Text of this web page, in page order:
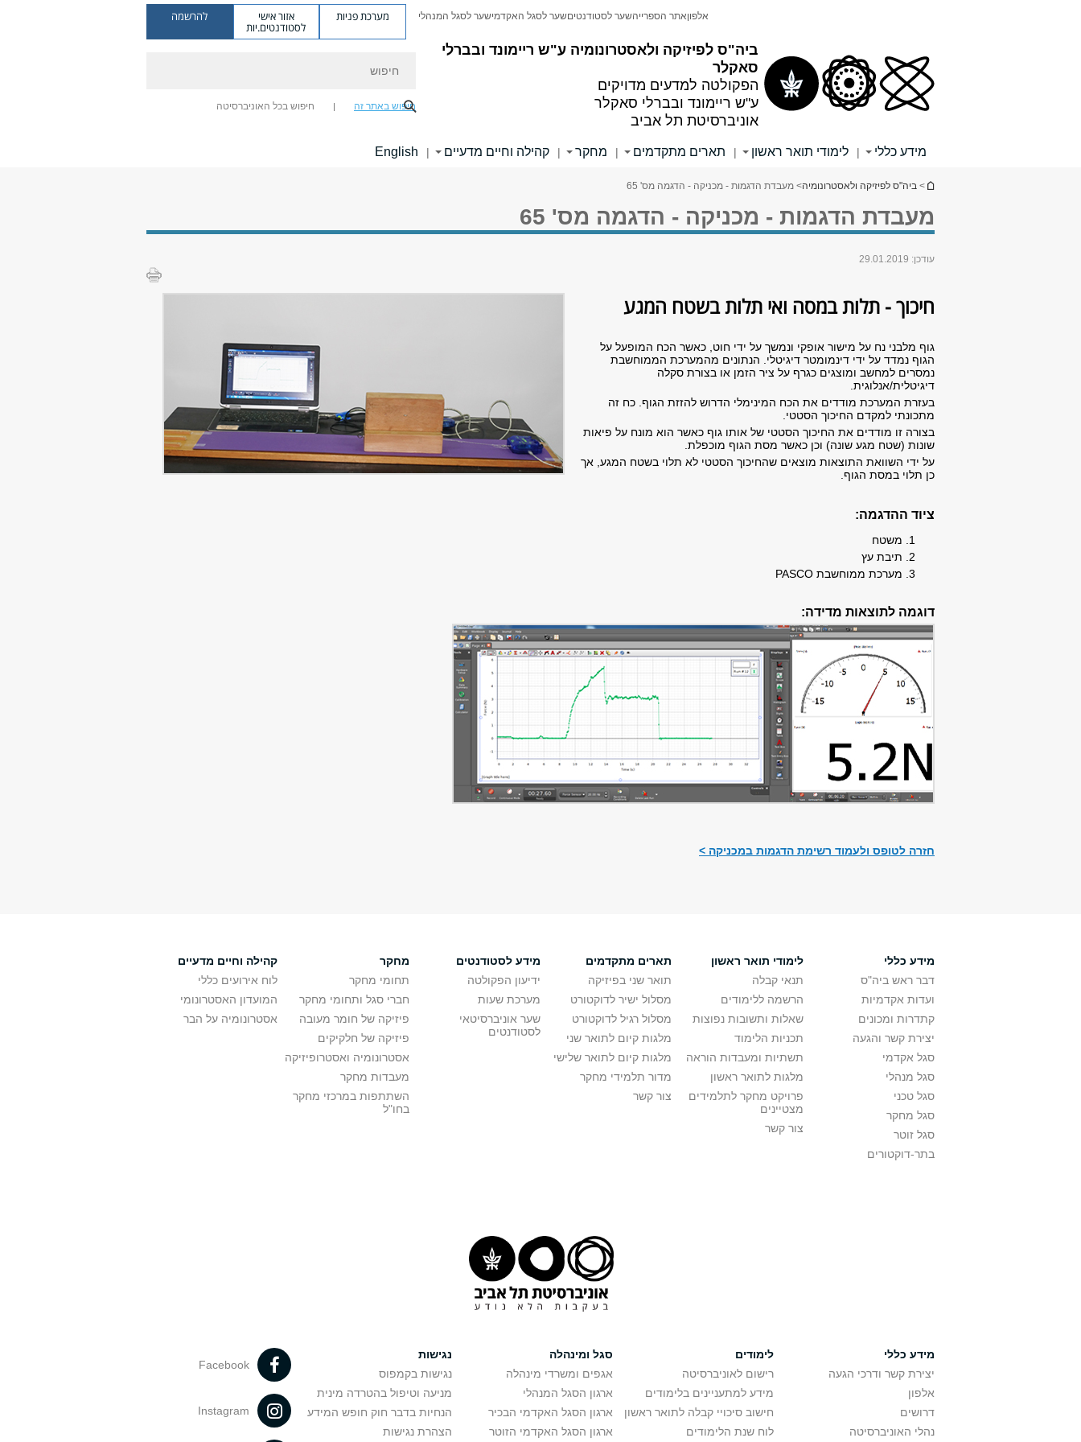
ביה"ס לפיזיקה ולאסטרונומיה ע"ש ריימונד ובברלי
סאקלר
הפקולטה למדעים מדויקים
ע"ש ריימונד ובברלי סאקלר
אוניברסיטת תל אביב
אלפוןאתר הספרייהשער לסטודנטיםשער לסגל האקדמישער לסגל המנהלי מערכת פניות אזור אישי
לסטודנטים.יות
להרשמה
חיפוש באתר זה חיפוש בכל האוניברסיטה
מידע כללי | לימודי תואר ראשון | תארים מתקדמים | מחקר | קהילה וחיים מדעיים |
English
הינך נמצא כאן
> ביה"ס לפיזיקה ולאסטרונומיה> מעבדת הדגמות - מכניקה - הדגמה מס' 65
מעבדת הדגמות - מכניקה - הדגמה מס' 65
עודכן: 29.01.2019
חיכוך - תלות במסה ואי תלות בשטח המגע
גוף מלבני נח על מישור אופקי ונמשך על ידי חוט, כאשר הכח המופעל על
הגוף נמדד על ידי דינמומטר דיגיטלי. הנתונים מהמערכת הממוחשבת
נמסרים למחשב ומוצגים כגרף על ציר הזמן או בצורת סקלה
דיגיטלית/אנלוגית.
בעזרת המערכת מודדים את הכח המינימלי הדרוש להזזת הגוף. כח זה
מתכונתי למקדם החיכוך הסטטי.
בצורה זו מודדים את החיכוך הסטטי של אותו גוף כאשר הוא מונח על פיאות
שונות (שטח מגע שונה) וכן כאשר מסת הגוף מוכפלת.
על ידי השוואת התוצאות מוצאים שהחיכוך הסטטי לא תלוי בשטח המגע, אך
כן תלוי במסת הגוף.
ציוד ההדגמה:
משטח
תיבת עץ
מערכת ממוחשבת PASCO
דוגמה לתוצאות מדידה:
חזרה לטופס ולעמוד רשימת הדגמות במכניקה >
מידע כללי
דבר ראש ביה"ס
ועדות אקדמיות
קתדרות ומכונים
יצירת קשר והגעה
סגל אקדמי
סגל מנהלי
סגל טכני
סגל מחקר
סגל זוטר
בתר-דוקטורים
לימודי תואר ראשון
תנאי קבלה
הרשמה ללימודים
שאלות ותשובות נפוצות
תכניות הלימוד
תשתיות ומעבדות הוראה
מלגות לתואר ראשון
פרויקט מחקר לתלמידים
מצטיינים
צור קשר
תארים מתקדמים
תואר שני בפיזיקה
מסלול ישיר לדוקטורט
מסלול רגיל לדוקטורט
מלגות קיום לתואר שני
מלגות קיום לתואר שלישי
מדור תלמידי מחקר
צור קשר
מידע לסטודנטים
ידיעון הפקולטה
מערכת שעות
שער אוניברסיטאי
לסטודנטים
מחקר
תחומי מחקר
חברי סגל ותחומי מחקר
פיזיקה של חומר מעובה
פיזיקה של חלקיקים
אסטרונומיה ואסטרופיזיקה
מעבדות מחקר
השתתפות במרכזי מחקר
בחו"ל
קהילה וחיים מדעיים
לוח אירועים כללי
המועדון האסטרונומי
אסטרונומיה על הבר
מידע כללי
יצירת קשר ודרכי הגעה
אלפון
דרושים
נהלי האוניברסיטה
לימודים
רישום לאוניברסיטה
מידע למתעניינים בלימודים
חישוב סיכויי קבלה לתואר ראשון
לוח שנת הלימודים
סגל ומינהלה
אגפים ומשרדי מינהלה
ארגון הסגל המנהלי
ארגון הסגל האקדמי הבכיר
ארגון הסגל האקדמי הזוטר
נגישות
נגישות בקמפוס
מניעה וטיפול בהטרדה מינית
הנחיות בדבר חוק חופש המידע
הצהרת נגישות
Facebook
Instagram